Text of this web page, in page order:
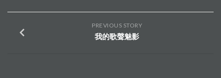
PREVIOUS STORY
我的歌聲魅影